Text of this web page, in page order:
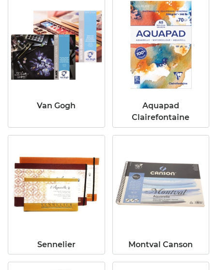
Van Gogh
Aquapad
Clairefontaine
Sennelier Montval Canson